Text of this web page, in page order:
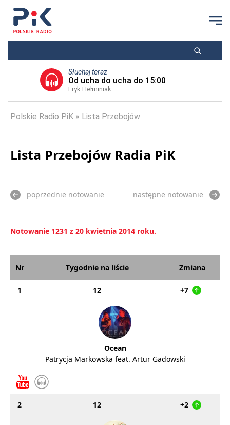
Słuchaj teraz
Od ucha do ucha do 15:00
Eryk Hełminiak
Polskie Radio PiK Lista Przebojów
Lista Przebojów Radia PiK
poprzednie notowanie następne notowanie
Notowanie 1231 z 20 kwietnia 2014 roku.
Nr Tygodnie na liście Zmiana
1 12 +7
Ocean
Patrycja Markowska feat. Artur Gadowski
2 12 +2